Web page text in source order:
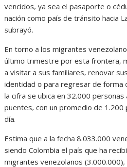
vencidos, ya sea el pasaporte o
nación como país de tránsito hacia
subrayó.
En torno a los migrantes
último trimestre por esta frontera,
a visitar a sus familiares, renovar
identidad o para regresar de forma
la cifra se ubica en 32.000
puentes, con un promedio de
día.
Estima que a la fecha 8.033.000
siendo Colombia el país que ha
migrantes venezolanos